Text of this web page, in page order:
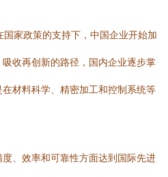
家政策的支持下，中国企业开始加
收再创新的路径，国内企业逐步掌
材料科学、精密加工和控制系统等
、效率和可靠性方面达到国际先进